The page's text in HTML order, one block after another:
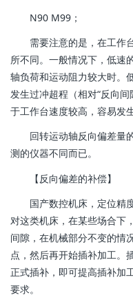
N90 M99；
需要注意的是，在工作台
所不同。一般情况下，低速
轴负荷和运动阻力较大时。
发生过冲超程（相对“反向
于工作台速度较高，容易发
回转运动轴反向偏差量的
测的仪器不同而已。
【反向偏差的补偿】
国产数控机床，定位精度
对这类机床，在某些场合下
间隙，在机械部分不变的情
点，然后再开始插补加工。
正式插补，即可提高插补加
要求。